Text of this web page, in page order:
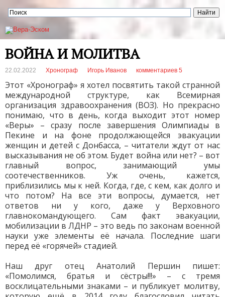
ВОЙНА И МОЛИТВА
22.02.2022 Хронограф Игорь Иванов комментариев 5
Этот «Хронограф» я хотел посвятить такой странной
международной структуре, как Всемирная
организация здравоохранения (ВОЗ). Но прекрасно
понимаю, что в день, когда выходит этот номер
«Веры» – сразу после завершения Олимпиады в
Пекине и на фоне продолжающейся эвакуации
женщин и детей с Донбасса, – читатели ждут от нас
высказывания не об этом. Будет война или нет? – вот
главный вопрос, занимающий умы
соотечественников. Уж очень, кажется,
приблизились мы к ней. Когда, где, с кем, как долго и
что потом? На все эти вопросы, думается, нет
ответов ни у кого, даже у Верховного
главнокомандующего. Сам факт эвакуации,
мобилизации в ЛДНР – это ведь по законам военной
науки уже элементы её начала. Последние шаги
перед её «горячей» стадией.
Наш друг отец Анатолий Першин пишет:
«Помолимся, братья и сёстры!!!» – с тремя
восклицательными знаками – и публикует молитву,